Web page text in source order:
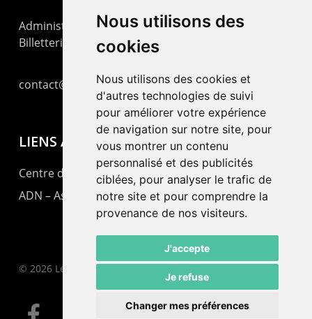
Nous utilisons des
cookies
Nous utilisons des cookies et
d'autres technologies de suivi
pour améliorer votre expérience
de navigation sur notre site, pour
vous montrer un contenu
personnalisé et des publicités
ciblées, pour analyser le trafic de
notre site et pour comprendre la
provenance de nos visiteurs.
J'accepte
Je refuse
Changer mes préférences
Administration : +41 32 725 03 03
Billetterie : +41 32 725 05 05
contact@lepommier.ch
LIENS AMIS
Centre de culture ABC
ADN – Association Danse Neuchâtel
© 2026 Le Pommier.
facebook email